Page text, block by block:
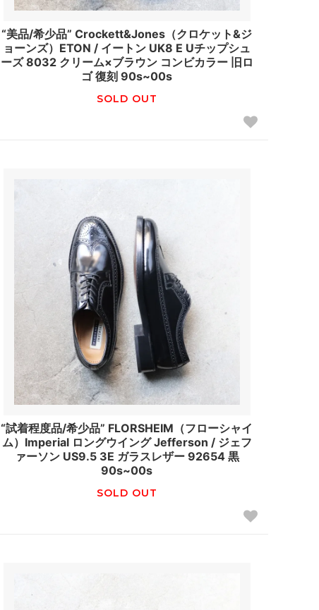
“美品/希少品” Crockett&Jones（クロケット&ジ
ョーンズ）ETON / イートン UK8 E Uチップシュ
ーズ 8032 クリーム×ブラウン コンビカラー 旧ロ
ゴ 復刻 90s~00s
SOLD OUT
“試着程度品/希少品” FLORSHEIM（フローシャイ
ム）Imperial ロングウイング Jefferson / ジェフ
ァーソン US9.5 3E ガラスレザー 92654 黒
90s~00s
SOLD OUT